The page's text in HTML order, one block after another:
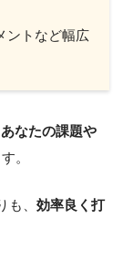
ントなど幅広
あなたの課題や
。
、 効率良く打